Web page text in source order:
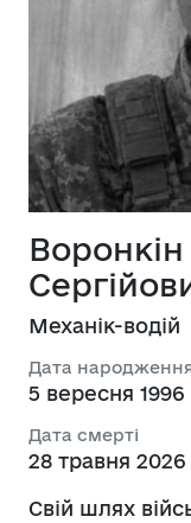
Механік-водій
Дата
5 вересня 1996
Дата смерті
28 травня 2026
Свій шлях